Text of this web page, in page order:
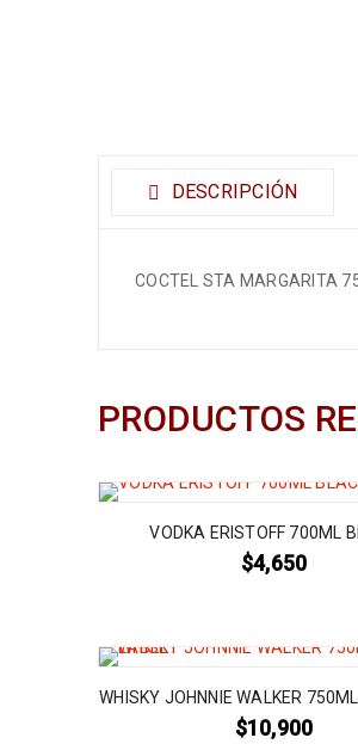
DESCRIPCIÓN
COCTEL STA MARGARITA
PRODUCTOS
VODKA ERISTOFF 700ML
$4,650
WHISKY JOHNNIE WALKER
$10,900